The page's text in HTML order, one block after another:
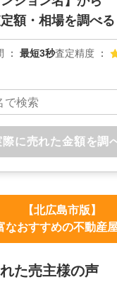
額・相場を調べる
最短3秒査定精度
際に売れた金額を調
【北広島市版】
なおすすめの不動産
た売主様の声